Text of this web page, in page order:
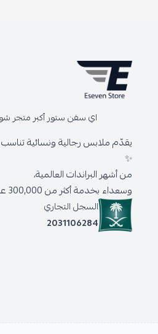
اي سفن ستور أكبر متجر
يقدّم ملابس رجالية ونسائية
✨
من أشهر البراندات العالمية،
وسعداء بخدمة أكثر من 300,000 عميل حول المملكة.
السجل التجاري
2031106284